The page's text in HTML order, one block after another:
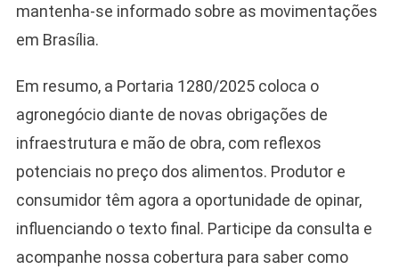
mantenha-se informado sobre as movimentações
em Brasília.
Em resumo, a Portaria 1280/2025 coloca o
agronegócio diante de novas obrigações de
infraestrutura e mão de obra, com reflexos
potenciais no preço dos alimentos. Produtor e
consumidor têm agora a oportunidade de opinar,
influenciando o texto final. Participe da consulta e
acompanhe nossa cobertura para saber como